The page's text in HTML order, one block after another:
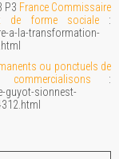
P3 France Commissaire
de forme sociale:
a-la-transformation-
ou ponctuels de
:
guyot-sionnest-